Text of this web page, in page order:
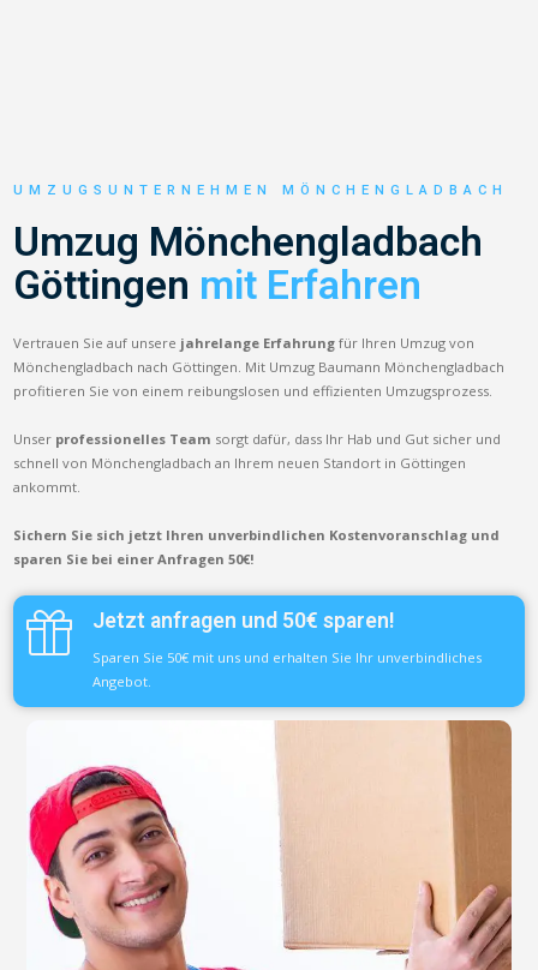
UMZUGSUNTERNEHMEN MÖNCHENGLADBACH
Umzug Mönchengladbach
Göttingen mit Erfahren
Vertrauen Sie auf unsere jahrelange Erfahrung für Ihren Umzug von
Mönchengladbach nach Göttingen. Mit Umzug Baumann Mönchengladbach
profitieren Sie von einem reibungslosen und effizienten Umzugsprozess.
Unser professionelles Team sorgt dafür, dass Ihr Hab und Gut sicher und
schnell von Mönchengladbach an Ihrem neuen Standort in Göttingen
ankommt.
Sichern Sie sich jetzt Ihren unverbindlichen Kostenvoranschlag und
sparen Sie bei einer Anfragen 50€!
Jetzt anfragen und 50€ sparen!
Sparen Sie 50€ mit uns und erhalten Sie Ihr unverbindliches
Angebot.